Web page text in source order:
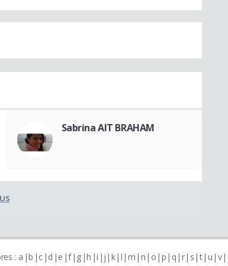
Sabrina AIT BRAHAM
: a b c d e f g h i j k l m n o p q r s t u v